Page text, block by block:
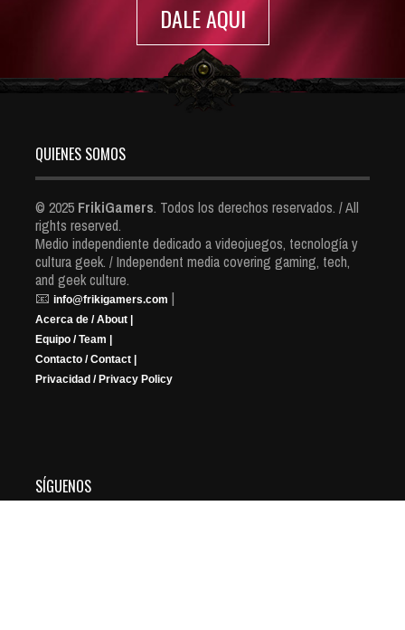
DALE AQUI
QUIENES SOMOS
© 2025 FrikiGamers. Todos los derechos reservados. / All
rights reserved.
Medio independiente dedicado a videojuegos, tecnología y
cultura geek. / Independent media covering gaming, tech,
and geek culture.
📧 info@frikigamers.com |
Acerca de / About |
Equipo / Team |
Contacto / Contact |
Privacidad / Privacy Policy
SÍGUENOS